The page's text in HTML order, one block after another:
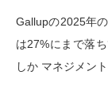
Gallupの2025年
は27%にまで落
しか マネジメン